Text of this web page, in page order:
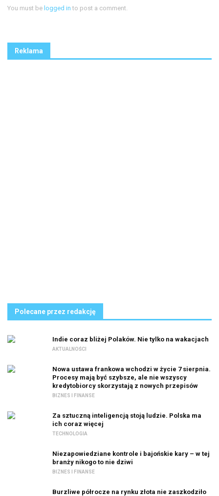
You must be logged in to post a comment.
Reklama
Polecane przez redakcję
Indie coraz bliżej Polaków. Nie tylko na wakacjach
AKTUALNOŚCI
Nowa ustawa frankowa wchodzi w życie 7 sierpnia.
Procesy mają być szybsze, ale nie wszyscy
kredytobiorcy skorzystają z nowych przepisów
BIZNES I FINANSE
Za sztuczną inteligencją stoją ludzie. Polska ma
ich coraz więcej
TECHNOLOGIA
Niezapowiedziane kontrole i bajońskie kary – w tej
branży nikogo to nie dziwi
BIZNES I FINANSE
Burzliwe półrocze na rynku złota nie zaszkodziło